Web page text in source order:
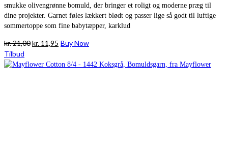
smukke olivengrønne bomuld, der bringer et roligt og moderne præg til
dine projekter. Garnet føles lækkert blødt og passer lige så godt til luftige
sommertoppe som fine babytæpper, karklud
kr.21,00Den
pris
kr. 11,95 Den
pris
Buy Now
Tilbud